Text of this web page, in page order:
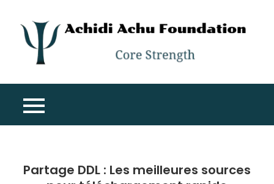
content
Partage DDL : Les meilleures sources